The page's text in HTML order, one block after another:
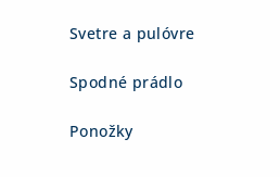
Svetre a pulóvre
Spodné prádlo
Ponožky